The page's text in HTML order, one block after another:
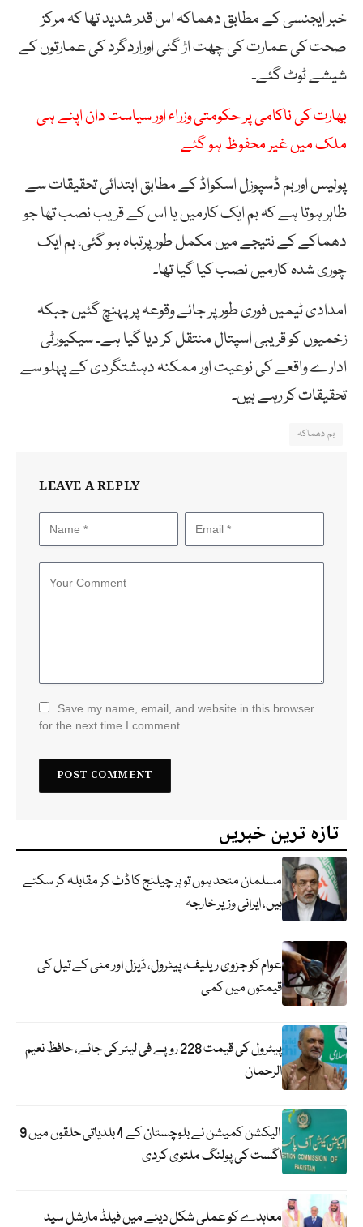
خبر ایجنسی کے مطابق دھماکہ اس قدر شدید تھا کہ مرکز
صحت کی عمارت کی چھت اڑ گئی اوراردگرد کی عمارتوں کے
شیشے ٹوٹ گئے۔
بھارت کی ناکامی پر حکومتی وزراء اور سیاست دان اپنے ہی
ملک میں غیر محفوظ ہو گئے
پولیس اوربم ڈسپوزل اسکواڈ کے مطابق ابتدائی تحقیقات سے
ظاہر ہوتا ہے کہ بم ایک کارمیں یا اس کے قریب نصب تھا جو
دھماکے کے نتیجے میں مکمل طورپرتباہ ہو گئی، بم ایک
چوری شدہ کارمیں نصب کیا گیا تھا۔
امدادی ٹیمیں فوری طور پر جائے وقوعہ پر پہنچ گئیں جبکہ
زخمیوں کو قریبی اسپتال منتقل کر دیا گیا ہے۔ سیکیورٹی
ادارے واقعے کی نوعیت اور ممکنہ دہشتگردی کے پہلو سے
تحقیقات کر رہے ہیں۔
بم دھماکہ
LEAVE A REPLY
Save my name, email, and website in this browser
for the next time I comment.
تازہ ترین خبریں
مسلمان متحد ہوں تو ہر چیلنج کا ڈٹ کر مقابلہ کر سکتے
ہیں، ایرانی وزیر خارجہ
عوام کو جزوی ریلیف، پیٹرول، ڈیزل اور مٹی کے تیل کی
قیمتوں میں کمی
پیٹرول کی قیمت 228 روپے فی لیٹر کی جائے، حافظ نعیم
الرحمان
الیکشن کمیشن نے بلوچستان کے 4 بلدیاتی حلقوں میں 9
اگست کی پولنگ ملتوی کردی
معاہدے کو عملی شکل دینے میں فیلڈ مارشل سید